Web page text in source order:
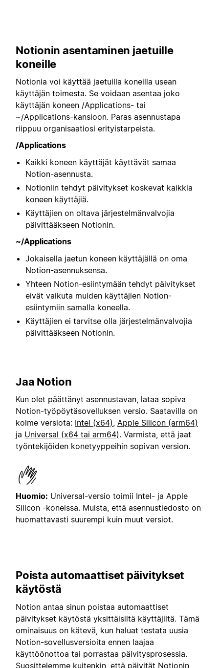
Notionin asentaminen jaetuille
koneille
Notionia voi käyttää jaetuilla koneilla usean
käyttäjän toimesta. Se voidaan asentaa joko
käyttäjän koneen /Applications- tai
~/Applications-kansioon. Paras asennustapa
riippuu organisaatiosi erityistarpeista.
/Applications
Kaikki koneen käyttäjät käyttävät samaa
Notion-asennusta.
Notioniin tehdyt päivitykset koskevat kaikkia
koneen käyttäjiä.
Käyttäjien on oltava järjestelmänvalvojia
päivittääkseen Notionin.
~/Applications
Jokaisella jaetun koneen käyttäjällä on oma
Notion-asennuksensa.
Yhteen Notion-esiintymään tehdyt päivitykset
eivät vaikuta muiden käyttäjien Notion-
esiintymiin samalla koneella.
Käyttäjien ei tarvitse olla järjestelmänvalvojia
päivittääkseen Notionin.
Jaa Notion
Kun olet päättänyt asennustavan, lataa sopiva
Notion-työpöytäsovelluksen versio. Saatavilla on
kolme versiota: Intel (x64), Apple Silicon (arm64)
ja Universal (x64 tai arm64). Varmista, että jaat
työntekijöiden konetyyppeihin sopivan version.
Huomio: Universal-versio toimii Intel- ja Apple
Silicon -koneissa. Muista, että asennustiedosto on
huomattavasti suurempi kuin muut versiot.
Poista automaattiset päivitykset
käytöstä
Notion antaa sinun poistaa automaattiset
päivitykset käytöstä yksittäisiltä käyttäjiltä. Tämä
ominaisuus on kätevä, kun haluat testata uusia
Notion-sovellusversioita ennen laajaa
käyttöönottoa tai porrastaa päivitysprosessia.
Suosittelemme kuitenkin, että päivität Notionin